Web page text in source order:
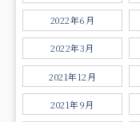
2022年6月
2022年3月
2021年12月
2021年9月